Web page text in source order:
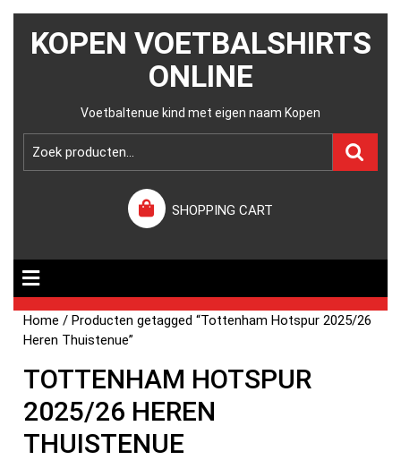
KOPEN VOETBALSHIRTS
ONLINE
Voetbaltenue kind met eigen naam Kopen
SHOPPING CART
Home / Producten getagged “Tottenham Hotspur 2025/26
Heren Thuistenue”
TOTTENHAM HOTSPUR
2025/26 HEREN
THUISTENUE